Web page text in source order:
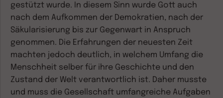
gestützt wurde. In diesem Sinn wurde Gott auch
nach dem Aufkommen der Demokratien, nach der
Säkularisierung bis zur Gegenwart in Anspruch
genommen. Die Erfahrungen der neuesten Zeit
machten jedoch deutlich, in welchem Umfang die
Menschheit selber für ihre Geschichte und den
Zustand der Welt verantwortlich ist. Daher musste
und muss die Gesellschaft umfangreiche Aufgaben